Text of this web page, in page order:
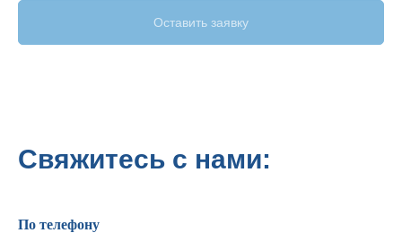
Оставить заявку
Свяжитесь с нами:
По телефону